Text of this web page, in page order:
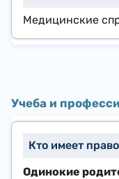
Медицинские
Учеба и
Одинокие